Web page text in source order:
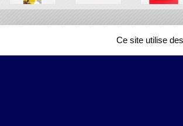
Ce site utilise